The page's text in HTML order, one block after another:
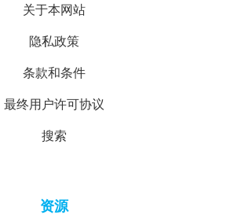
关于本网站
隐私政策
条款和条件
最终用户许可协议
搜索
资源